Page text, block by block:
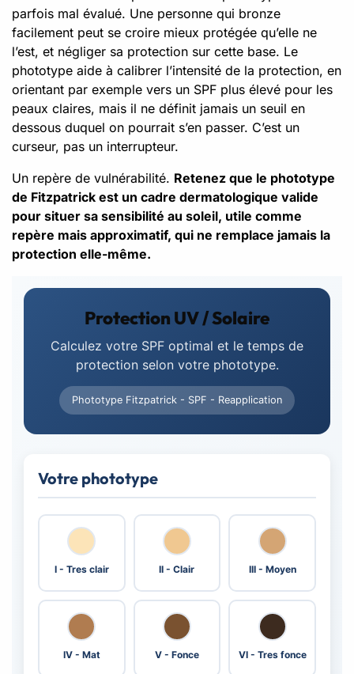
parfois mal évalué. Une personne qui bronze
facilement peut se croire mieux protégée qu’elle ne
l’est, et négliger sa protection sur cette base. Le
phototype aide à calibrer l’intensité de la protection, en
orientant par exemple vers un SPF plus élevé pour les
peaux claires, mais il ne définit jamais un seuil en
dessous duquel on pourrait s’en passer. C’est un
curseur, pas un interrupteur.
Un repère de vulnérabilité. Retenez que le phototype
de Fitzpatrick est un cadre dermatologique valide
pour situer sa sensibilité au soleil, utile comme
repère mais approximatif, qui ne remplace jamais la
protection elle-même.
Protection UV / Solaire
Calculez votre SPF optimal et le temps de
protection selon votre phototype.
Phototype Fitzpatrick - SPF - Reapplication
Votre phototype
I - Tres clair II - Clair III - Moyen
IV - Mat V - Fonce VI - Tres fonce